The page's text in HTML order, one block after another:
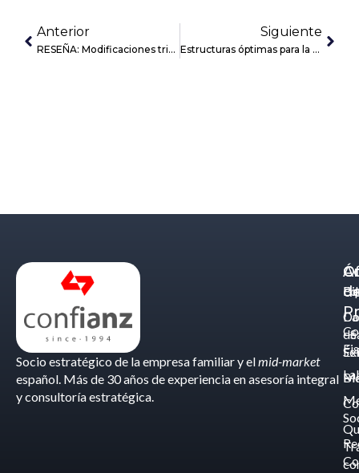
Anterior
RESEÑA: Modificaciones tributarias introducidas en 2022 en el Territorio Histórico de Bizkaia
Siguiente
Estructuras óptimas para la protección patrimonial, la separación de riesgos y la gestión del excedente
Socio estratégico de la empresa familiar y elmid-market
español. Más de 30 años de experiencia en asesoría integral
y consultoría estratégica.
de
-